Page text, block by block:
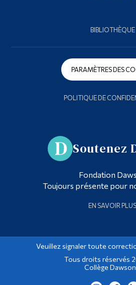
BIBLIOTHÈQUE
PARAMÈTRES DES
POLITIQUE DE
Soutenez
Fondation
Toujours présente pour
EN SAVOIR PLUS
Veuillez signaler toute
Tous droits réservés
Collège Dawson